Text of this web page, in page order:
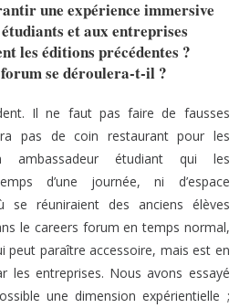
une expérience immersive
et aux entreprises
les éditions précédentes ?
se déroulera-t-il ?
Il ne faut pas faire de fausses
pas de coin restaurant pour les
ambassadeur étudiant qui les
d’une journée, ni d’espace
se réuniraient des anciens élèves
le careers forum en temps normal,
peut paraître accessoire, mais est en
les entreprises. Nous avons essayé
une dimension expérientielle ;